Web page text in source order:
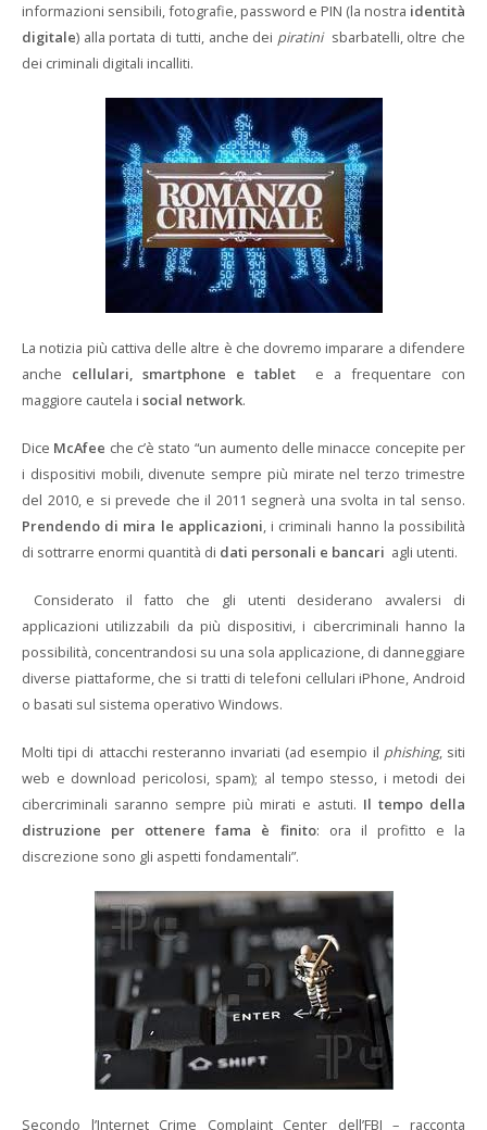
informazioni sensibili, fotografie, password e PIN (la nostra identità
digitale) alla portata di tutti, anche dei piratinisbarbatelli, oltre che
dei criminali digitali incalliti.
La notizia più cattiva delle altre è che dovremo imparare a difendere
anche cellulari, smartphone e tablet e a frequentare con
maggiore cautela i social network.
Dice McAfee che c’è stato “un aumento delle minacce concepite per
i dispositivi mobili, divenute sempre più mirate nel terzo trimestre
del 2010, e si prevede che il 2011 segnerà una svolta in tal senso.
Prendendo di mira le applicazioni, i criminali hanno la possibilità
di sottrarre enormi quantità di dati personali e bancari agli utenti.
Considerato il fatto che gli utenti desiderano avvalersi di
applicazioni utilizzabili da più dispositivi, i cibercriminali hanno la
possibilità, concentrandosi su una sola applicazione, di danneggiare
diverse piattaforme, che si tratti di telefoni cellulari iPhone, Android
o basati sul sistema operativo Windows.
Molti tipi di attacchi resteranno invariati (ad esempio il phishing, siti
web e download pericolosi, spam); al tempo stesso, i metodi dei
cibercriminali saranno sempre più mirati e astuti. Il tempo della
distruzione per ottenere fama è finito: ora il profitto e la
discrezione sono gli aspetti fondamentali”.
Secondo l’Internet Crime Complaint Center dell’FBI – racconta